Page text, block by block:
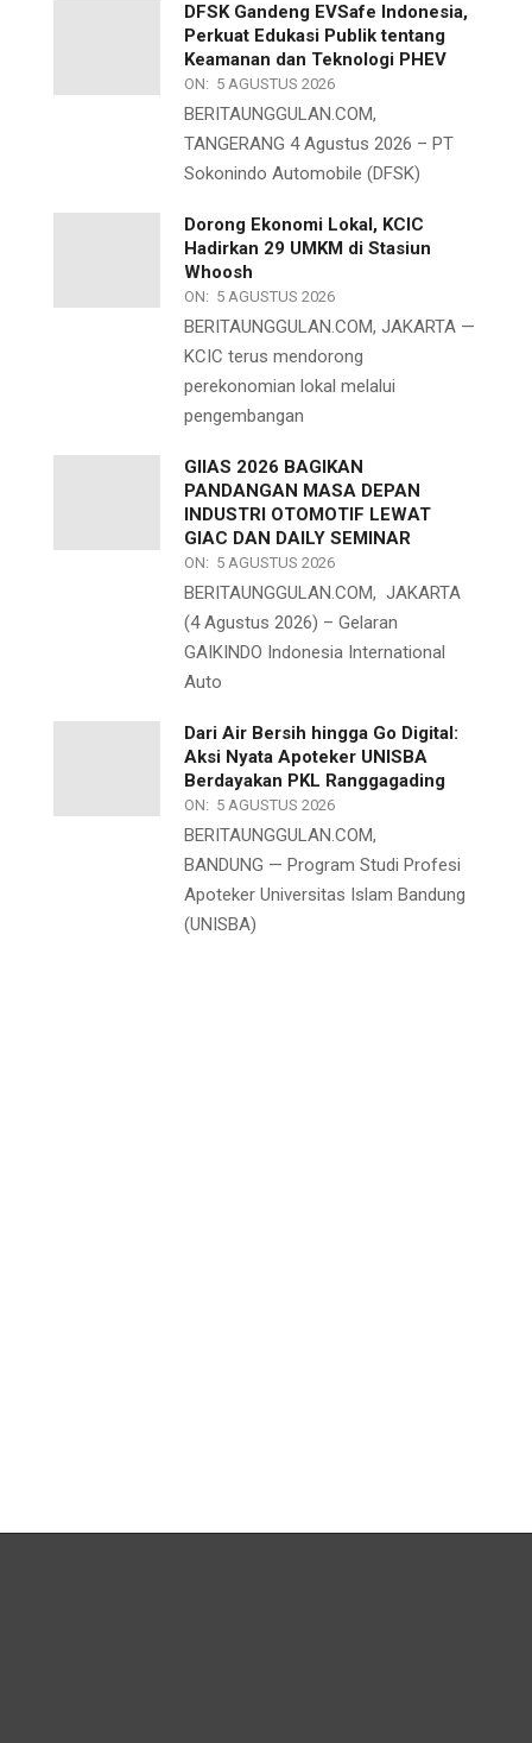
DFSK Gandeng EVSafe Indonesia,
Perkuat Edukasi Publik tentang
Keamanan dan Teknologi PHEV
ON: 5 AGUSTUS 2026
BERITAUNGGULAN.COM,
TANGERANG 4 Agustus 2026 – PT
Sokonindo Automobile (DFSK)
Dorong Ekonomi Lokal, KCIC
Hadirkan 29 UMKM di Stasiun
Whoosh
ON: 5 AGUSTUS 2026
BERITAUNGGULAN.COM, JAKARTA —
KCIC terus mendorong
perekonomian lokal melalui
pengembangan
GIIAS 2026 BAGIKAN
PANDANGAN MASA DEPAN
INDUSTRI OTOMOTIF LEWAT
GIAC DAN DAILY SEMINAR
ON: 5 AGUSTUS 2026
BERITAUNGGULAN.COM, JAKARTA
(4 Agustus 2026) – Gelaran
GAIKINDO Indonesia International
Auto
Dari Air Bersih hingga Go Digital:
Aksi Nyata Apoteker UNISBA
Berdayakan PKL Ranggagading
ON: 5 AGUSTUS 2026
BERITAUNGGULAN.COM,
BANDUNG — Program Studi Profesi
Apoteker Universitas Islam Bandung
(UNISBA)